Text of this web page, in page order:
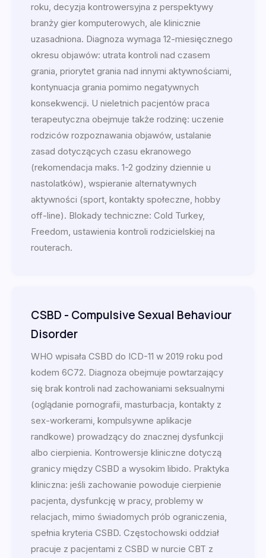
roku, decyzja kontrowersyjna z perspektywy
branży gier komputerowych, ale klinicznie
uzasadniona. Diagnoza wymaga 12-miesięcznego
okresu objawów: utrata kontroli nad czasem
grania, priorytet grania nad innymi aktywnościami,
kontynuacja grania pomimo negatywnych
konsekwencji. U nieletnich pacjentów praca
terapeutyczna obejmuje także rodzinę: uczenie
rodziców rozpoznawania objawów, ustalanie
zasad dotyczących czasu ekranowego
(rekomendacja maks. 1-2 godziny dziennie u
nastolatków), wspieranie alternatywnych
aktywności (sport, kontakty społeczne, hobby
off-line). Blokady techniczne: Cold Turkey,
Freedom, ustawienia kontroli rodzicielskiej na
routerach.
CSBD - Compulsive Sexual Behaviour
Disorder
WHO wpisała CSBD do ICD-11 w 2019 roku pod
kodem 6C72. Diagnoza obejmuje powtarzający
się brak kontroli nad zachowaniami seksualnymi
(oglądanie pornografii, masturbacja, kontakty z
sex-workerami, kompulsywne aplikacje
randkowe) prowadzący do znacznej dysfunkcji
albo cierpienia. Kontrowersje kliniczne dotyczą
granicy między CSBD a wysokim libido. Praktyka
kliniczna: jeśli zachowanie powoduje cierpienie
pacjenta, dysfunkcję w pracy, problemy w
relacjach, mimo świadomych prób ograniczenia,
spełnia kryteria CSBD. Częstochowski oddział
pracuje z pacjentami z CSBD w nurcie CBT z